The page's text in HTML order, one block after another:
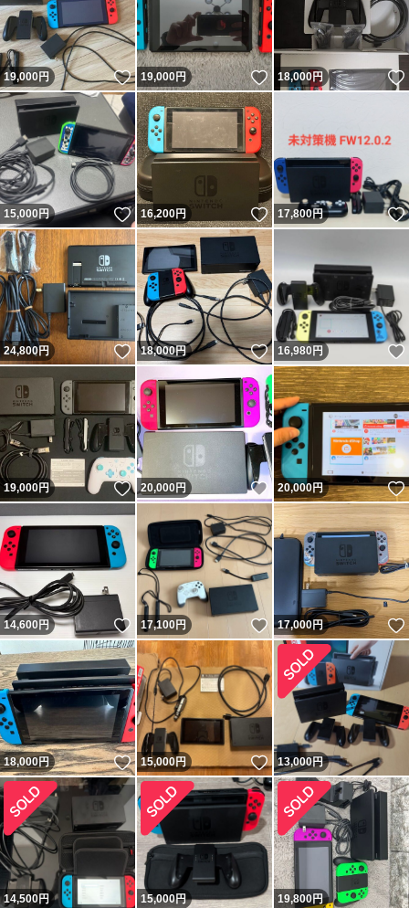
19,000円 いいね！
19,000円 いいね！
18,000円
15,000 円 いいね！
16,200円 いいね！
17,800円
24,800円 いいね！
18,000円 いいね！
16,980円
19,000円 いいね！
20,000円 いいね！
20,000円
14,600 円 いいね！
17,100円 いいね！
17,000円
18,000円 いいね！
15,000円 いいね！
13,000円
14,500円 15,000円 19,800円